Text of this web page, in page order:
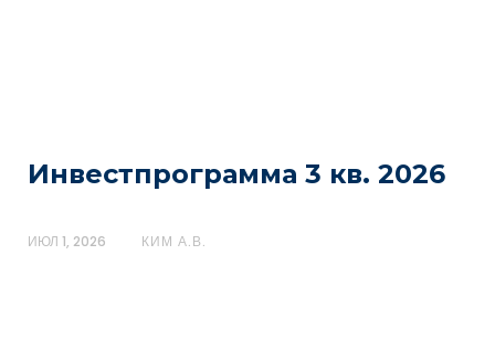
Инвестпрограмма 3 кв. 2026
ИЮЛ 1, 2026 КИМ А.В.